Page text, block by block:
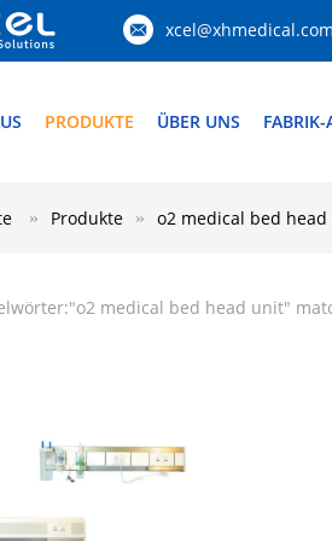
xcel@xhmedical.com
PRODUKTE ÜBER UNS FABRIK-
Produkte o2 medical bed
o2 medical bed head unit"